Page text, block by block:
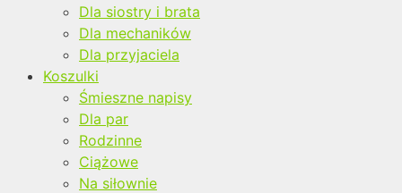
Dla siostry i brata
Dla mechaników
Dla przyjaciela
Koszulki
Śmieszne napisy
Dla par
Rodzinne
Ciążowe
Na siłownie